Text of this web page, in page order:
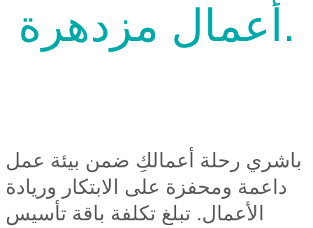
أعمال مزدهرة.
باشري رحلة أعمالكِ ضمن بيئة عمل
داعمة ومحفزة على الابتكار وريادة
الأعمال. تبلغ تكلفة باقة تأسيس